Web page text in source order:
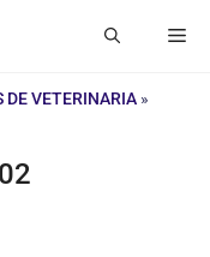
DE VETERINARIA »